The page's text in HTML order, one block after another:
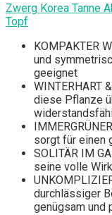
Zwerg Korea Tanne
Topf
KOMPAKTER
und
geeignet
WINTERHART
diese Pflanze
sorgt für einen
SOLITÄR IM
seine volle
durchlässiger
genügsam und